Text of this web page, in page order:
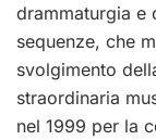
drammaturgia e
sequenze, che
svolgimento
straordinaria
nel 1999 per la